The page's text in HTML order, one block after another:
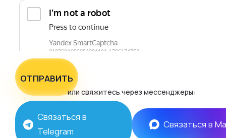
ОТПРАВИТЬ
или свяжитесь через мессенджеры:
Связаться в
Telegram
Связаться в